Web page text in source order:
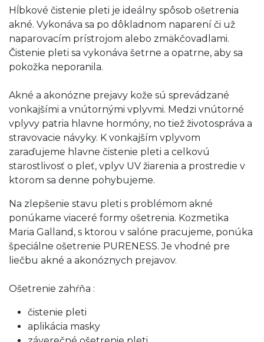
Hĺbkové čistenie pleti je ideálny spôsob ošetrenia
akné. Vykonáva sa po dôkladnom naparení či už
naparovacím prístrojom alebo zmäkčovadlami.
Čistenie pleti sa vykonáva šetrne a opatrne, aby sa
pokožka neporanila.
Akné a akonózne prejavy kože sú sprevádzané
vonkajšími a vnútornými vplyvmi. Medzi vnútorné
vplyvy patria hlavne hormóny, no tiež životospráva a
stravovacie návyky. K vonkajším vplyvom
zaraďujeme hlavne čistenie pleti a celkovú
starostlivosť o pleť, vplyv UV žiarenia a prostredie v
ktorom sa denne pohybujeme.
Na zlepšenie stavu pleti s problémom akné
ponúkame viaceré formy ošetrenia. Kozmetika
Maria Galland, s ktorou v salóne pracujeme, ponúka
špeciálne ošetrenie PURENESS. Je vhodné pre
liečbu akné a akonóznych prejavov.
Ošetrenie zahŕňa :
čistenie pleti
aplikácia masky